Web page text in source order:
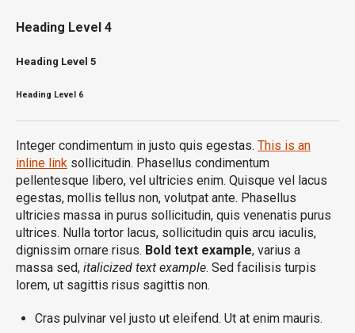
Heading Level 4
Heading Level 5
Heading Level 6
Integer condimentum in justo quis egestas. This is an
inline link sollicitudin. Phasellus condimentum
pellentesque libero, vel ultricies enim. Quisque vel lacus
egestas, mollis tellus non, volutpat ante. Phasellus
ultricies massa in purus sollicitudin, quis venenatis purus
ultrices. Nulla tortor lacus, sollicitudin quis arcu iaculis,
dignissim ornare risus. Bold text example, varius a
massa sed, italicized text example. Sed facilisis turpis
lorem, ut sagittis risus sagittis non.
Cras pulvinar vel justo ut eleifend. Ut at enim mauris.